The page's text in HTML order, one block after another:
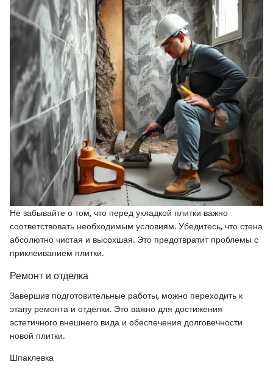
Не забывайте о том, что перед укладкой плитки важно
соответствовать необходимым условиям. Убедитесь, что стена
абсолютно чистая и высохшая. Это предотвратит проблемы с
приклеиванием плитки.
Ремонт и отделка
Завершив подготовительные работы, можно переходить к
этапу ремонта и отделки. Это важно для достижения
эстетичного внешнего вида и обеспечения долговечности
новой плитки.
Шпаклевка